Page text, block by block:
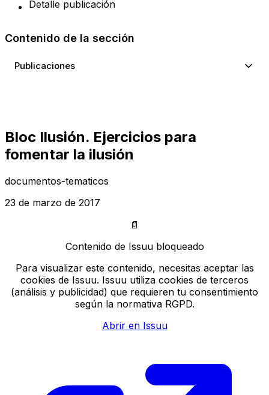
Detalle publicación
Contenido de la sección
Publicaciones
Bloc Ilusión. Ejercicios para
fomentar la ilusión
documentos-tematicos
23 de marzo de 2017
📄
Contenido de Issuu bloqueado
Para visualizar este contenido, necesitas aceptar las
cookies de Issuu. Issuu utiliza cookies de terceros
(análisis y publicidad) que requieren tu consentimiento
según la normativa RGPD.
Abrir en Issuu